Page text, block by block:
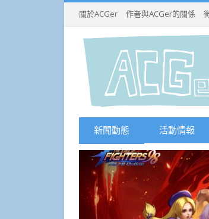
關於ACGer 作者與ACGer的關係
新聞動態 活動情報